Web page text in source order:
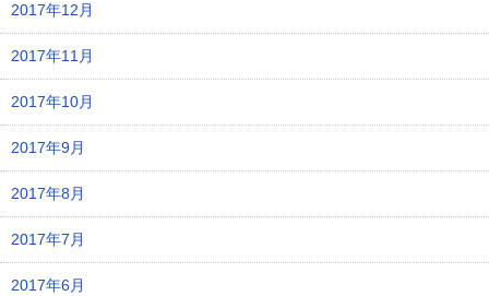
2017年12月
2017年11月
2017年10月
2017年9月
2017年8月
2017年7月
2017年6月